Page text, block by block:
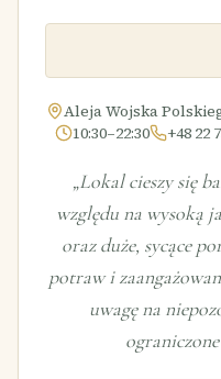
Aleja Wojska
10:30–22:30
+48 22
„Lokal cieszy się
względu na wysoką
oraz duże, sycące
potraw i
uwagę na